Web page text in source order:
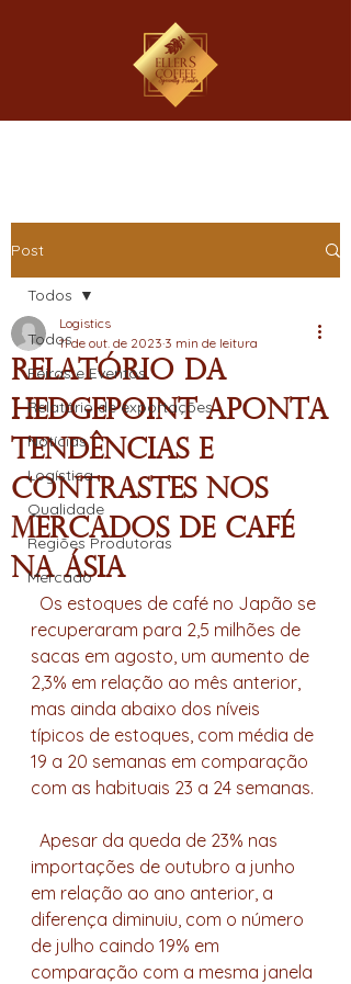
Post
Todos
Feiras e Eventos
Relatório de exportações
Notícias
Logística
Qualidade
Regiões Produtoras
Mercado
Todos
Relatório da
hEDGEpoint aponta
tendências e
contrastes nos
mercados de café
na Ásia
Logistics
11 de out. de 2023 3 min de leitura
recuperaram para 2,5 milhões de
sacas em agosto, um aumento de
2,3% em relação ao mês anterior,
mas ainda abaixo dos níveis
típicos de estoques, com média de
19 a 20 semanas em comparação
com as habituais 23 a 24 semanas.
importações de outubro a junho
em relação ao ano anterior, a
diferença diminuiu, com o número
de julho caindo 19% em
comparação com a mesma janela